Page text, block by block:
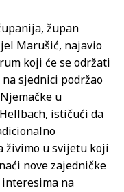
župan
Marušić, najavio
koji će se održati
sjednici podržao
u
ističući da
živimo u svijetu koji
nove zajedničke
na